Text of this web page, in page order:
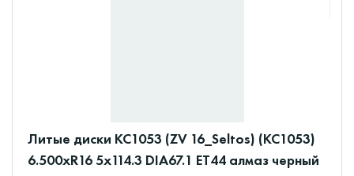
Литые диски КС1053 (ZV 16_Seltos) (КС1053)
6.500xR16 5x114.3 DIA67.1 ET44 алмаз черный